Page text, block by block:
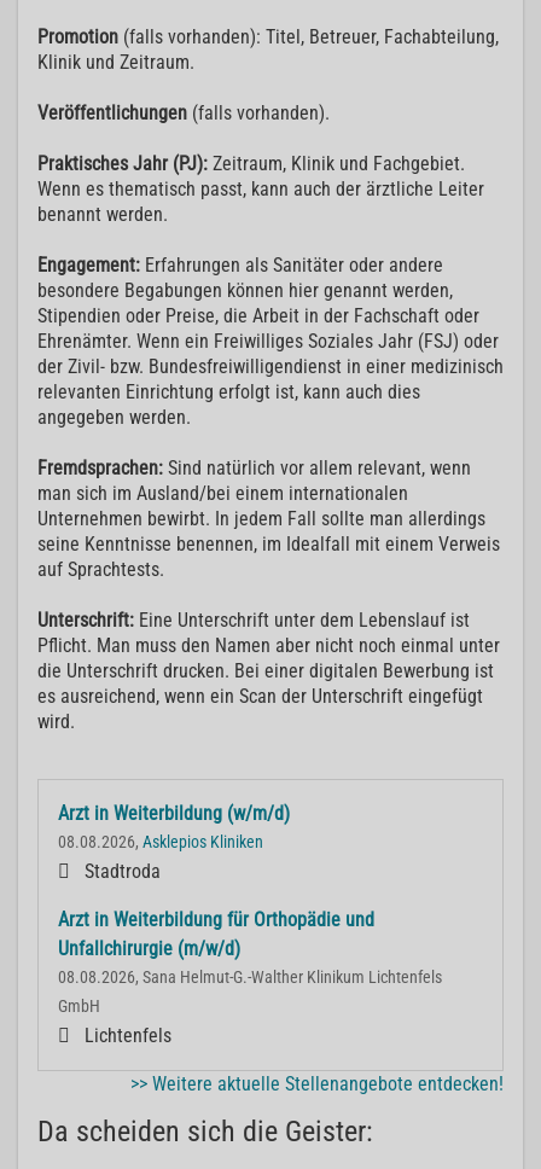
Promotion (falls vorhanden): Titel, Betreuer, Fachabteilung,
Klinik und Zeitraum.
Veröffentlichungen (falls vorhanden).
Praktisches Jahr (PJ): Zeitraum, Klinik und Fachgebiet.
Wenn es thematisch passt, kann auch der ärztliche Leiter
benannt werden.
Engagement: Erfahrungen als Sanitäter oder andere
besondere Begabungen können hier genannt werden,
Stipendien oder Preise, die Arbeit in der Fachschaft oder
Ehrenämter. Wenn ein Freiwilliges Soziales Jahr (FSJ) oder
der Zivil- bzw. Bundesfreiwilligendienst in einer medizinisch
relevanten Einrichtung erfolgt ist, kann auch dies
angegeben werden.
Fremdsprachen: Sind natürlich vor allem relevant, wenn
man sich im Ausland/bei einem internationalen
Unternehmen bewirbt. In jedem Fall sollte man allerdings
seine Kenntnisse benennen, im Idealfall mit einem Verweis
auf Sprachtests.
Unterschrift: Eine Unterschrift unter dem Lebenslauf ist
Pflicht. Man muss den Namen aber nicht noch einmal unter
die Unterschrift drucken. Bei einer digitalen Bewerbung ist
es ausreichend, wenn ein Scan der Unterschrift eingefügt
wird.
Arzt in Weiterbildung (w/m/d)
08.08.2026, Asklepios Kliniken
Stadtroda
Arzt in Weiterbildung für Orthopädie und
Unfallchirurgie (m/w/d)
08.08.2026, Sana Helmut-G.-Walther Klinikum Lichtenfels
GmbH
Lichtenfels
>> Weitere aktuelle Stellenangebote entdecken!
Da scheiden sich die Geister: